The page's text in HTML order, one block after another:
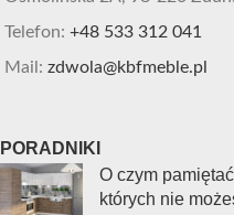
Telefon: +48 533 312 041
Mail: zdwola@kbfmeble.pl
PORADNIKI
O czym
których nie